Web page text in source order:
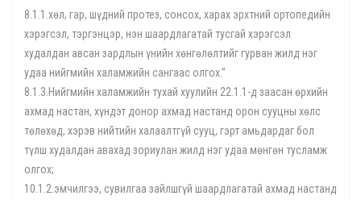
8.1.1.хөл, гар, шүдний протез, сонсох, харах эрхтний ортопедийн
хэрэгсэл, тэргэнцэр, нэн шаардлагатай тусгай хэрэгсэл
худалдан авсан зардлын үнийн хөнгөлөлтийг гурван жилд нэг
удаа нийгмийн халамжийн сангаас олгох.”
8.1.3.Нийгмийн халамжийн тухай хуулийн 22.1.1-д заасан өрхийн
ахмад настан, хүндэт донор ахмад настанд орон сууцны хөлс
төлөхөд, хэрэв нийтийн халаалтгүй сууц, гэрт амьдардаг бол
түлш худалдан авахад зориулан жилд нэг удаа мөнгөн тусламж
олгох;
10.1.2.эмчилгээ, сувилгаа зайлшгүй шаардлагатай ахмад настанд